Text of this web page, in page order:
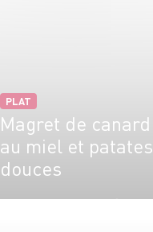
PLAT
Magret de canard
au miel et patates
douces